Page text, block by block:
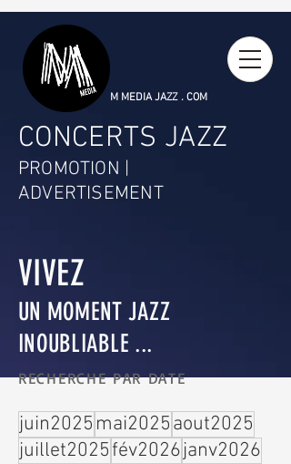
M MEDIA JAZZ . COM
CONCERTS JAZZ
PROMOTION |
ADVERTISEMENT
VIVEZ
UN MOMENT JAZZ
INOUBLIABLE ...
RECHERCHE PAR DATE
juin2025 mai2025aout2025
juillet2025fév2026janv2026